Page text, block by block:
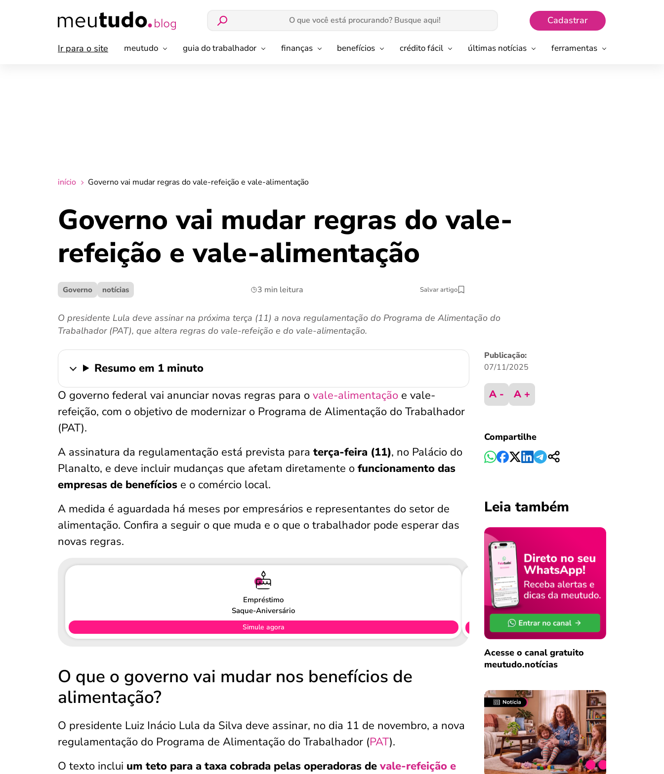
Cadastrar
Ir para o site meutudo guia do trabalhador finanças benefícios crédito fácil últimas notícias ferramentas
início Governo vai mudar regras do vale-refeição e vale-alimentação
Governo vai mudar regras do vale-
refeição e vale-alimentação
Governo notícias 3 min leitura Salvar artigo
O presidente Lula deve assinar na próxima terça (11) a nova regulamentação do Programa de Alimentação do
Trabalhador (PAT), que altera regras do vale-refeição e do vale-alimentação.
Resumo em 1 minuto
O governo federal vai anunciar novas regras para o vale-alimentação e vale-
refeição, com o objetivo de modernizar o Programa de Alimentação do Trabalhador
(PAT).
A assinatura da regulamentação está prevista para terça-feira (11), no Palácio do
Planalto, e deve incluir mudanças que afetam diretamente o funcionamento das
empresas de benefícios e o comércio local.
A medida é aguardada há meses por empresários e representantes do setor de
alimentação. Confira a seguir o que muda e o que o trabalhador pode esperar das
novas regras.
Empréstimo
Saque-Aniversário
Simule agora
O que o governo vai mudar nos benefícios de
alimentação?
O presidente Luiz Inácio Lula da Silva deve assinar, no dia 11 de novembro, a nova
regulamentação do Programa de Alimentação do Trabalhador (PAT).
O texto inclui um teto para a taxa cobrada pelas operadoras de vale-refeição e
Publicação:
07/11/2025
A - A +
Compartilhe
Leia também
Acesse o canal gratuito
meutudo.notícias